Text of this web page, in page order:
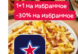
1+1 на избранное
-30% на избранное